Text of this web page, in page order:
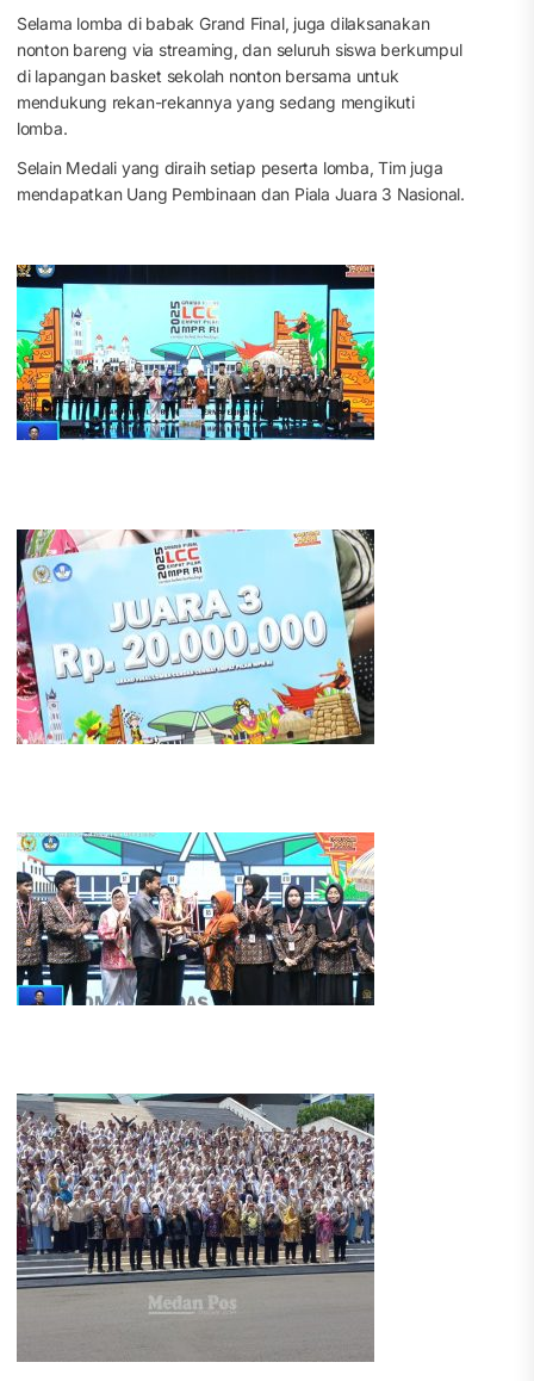
Selama lomba di babak Grand Final, juga dilaksanakan
nonton bareng via streaming, dan seluruh siswa berkumpul
di lapangan basket sekolah nonton bersama untuk
mendukung rekan-rekannya yang sedang mengikuti
lomba.
Selain Medali yang diraih setiap peserta lomba, Tim juga
mendapatkan Uang Pembinaan dan Piala Juara 3 Nasional.